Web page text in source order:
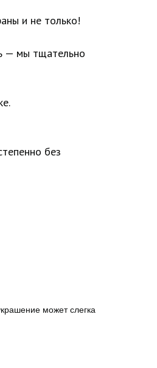
и не только!
— мы тщательно
без
может слегка